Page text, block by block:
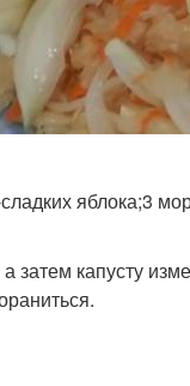
яблока;3
затем капусту